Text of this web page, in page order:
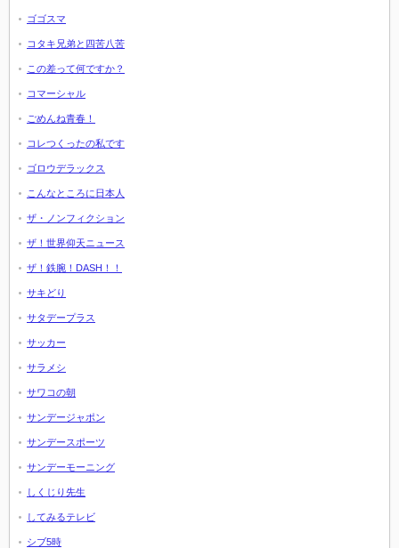
ゴゴスマ
コタキ兄弟と四苦八苦
この差って何ですか？
コマーシャル
ごめんね青春！
コレつくったの私です
ゴロウデラックス
こんなところに日本人
ザ・ノンフィクション
ザ！世界仰天ニュース
ザ！鉄腕！DASH！！
サキどり
サタデープラス
サッカー
サラメシ
サワコの朝
サンデージャポン
サンデースポーツ
サンデーモーニング
しくじり先生
してみるテレビ
シブ5時